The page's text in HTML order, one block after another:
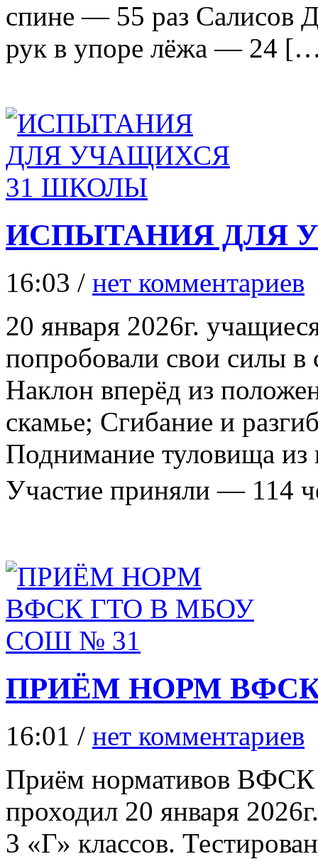
спине — 55 раз Салисов
рук в упоре лёжа — 24
ИСПЫТАНИЯ ДЛЯ
16:03 / нет комментариев
20 января 2026г.
попробовали свои силы
Наклон вперёд из
скамье; Сгибание и
Поднимание туловища из
Участие приняли — 114
ПРИЁМ НОРМ
16:01 / нет комментариев
Приём нормативов
проходил 20 января
3 «Г» классов.